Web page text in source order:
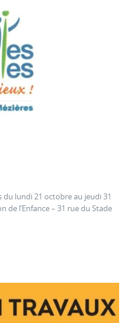
du lundi 21 octobre au jeudi 31
l’Enfance – 31 rue du Stade